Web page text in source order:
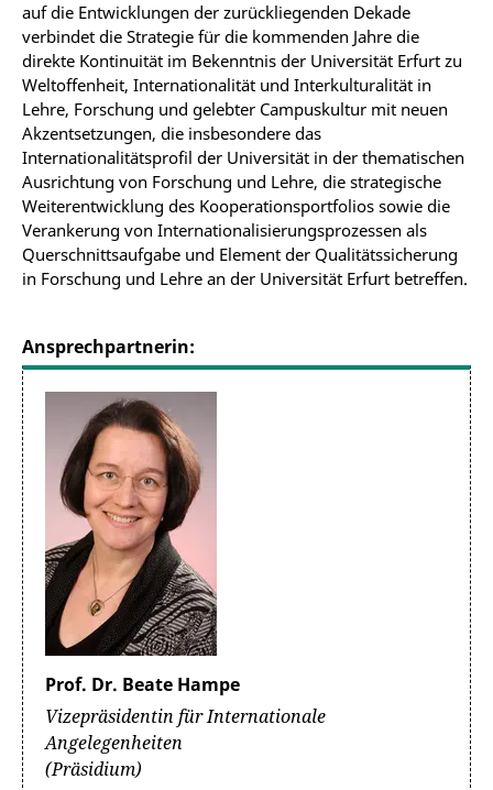
auf die Entwicklungen der zurückliegenden Dekade
verbindet die Strategie für die kommenden Jahre die
direkte Kontinuität im Bekenntnis der Universität Erfurt zu
Weltoffenheit, Internationalität und Interkulturalität in
Lehre, Forschung und gelebter Campuskultur mit neuen
Akzentsetzungen, die insbesondere das
Internationalitätsprofil der Universität in der thematischen
Ausrichtung von Forschung und Lehre, die strategische
Weiterentwicklung des Kooperationsportfolios sowie die
Verankerung von Internationalisierungsprozessen als
Querschnittsaufgabe und Element der Qualitätssicherung
in Forschung und Lehre an der Universität Erfurt betreffen.
Ansprechpartnerin:
Prof. Dr. Beate Hampe
Vizepräsidentin für Internationale
Angelegenheiten
(Präsidium)